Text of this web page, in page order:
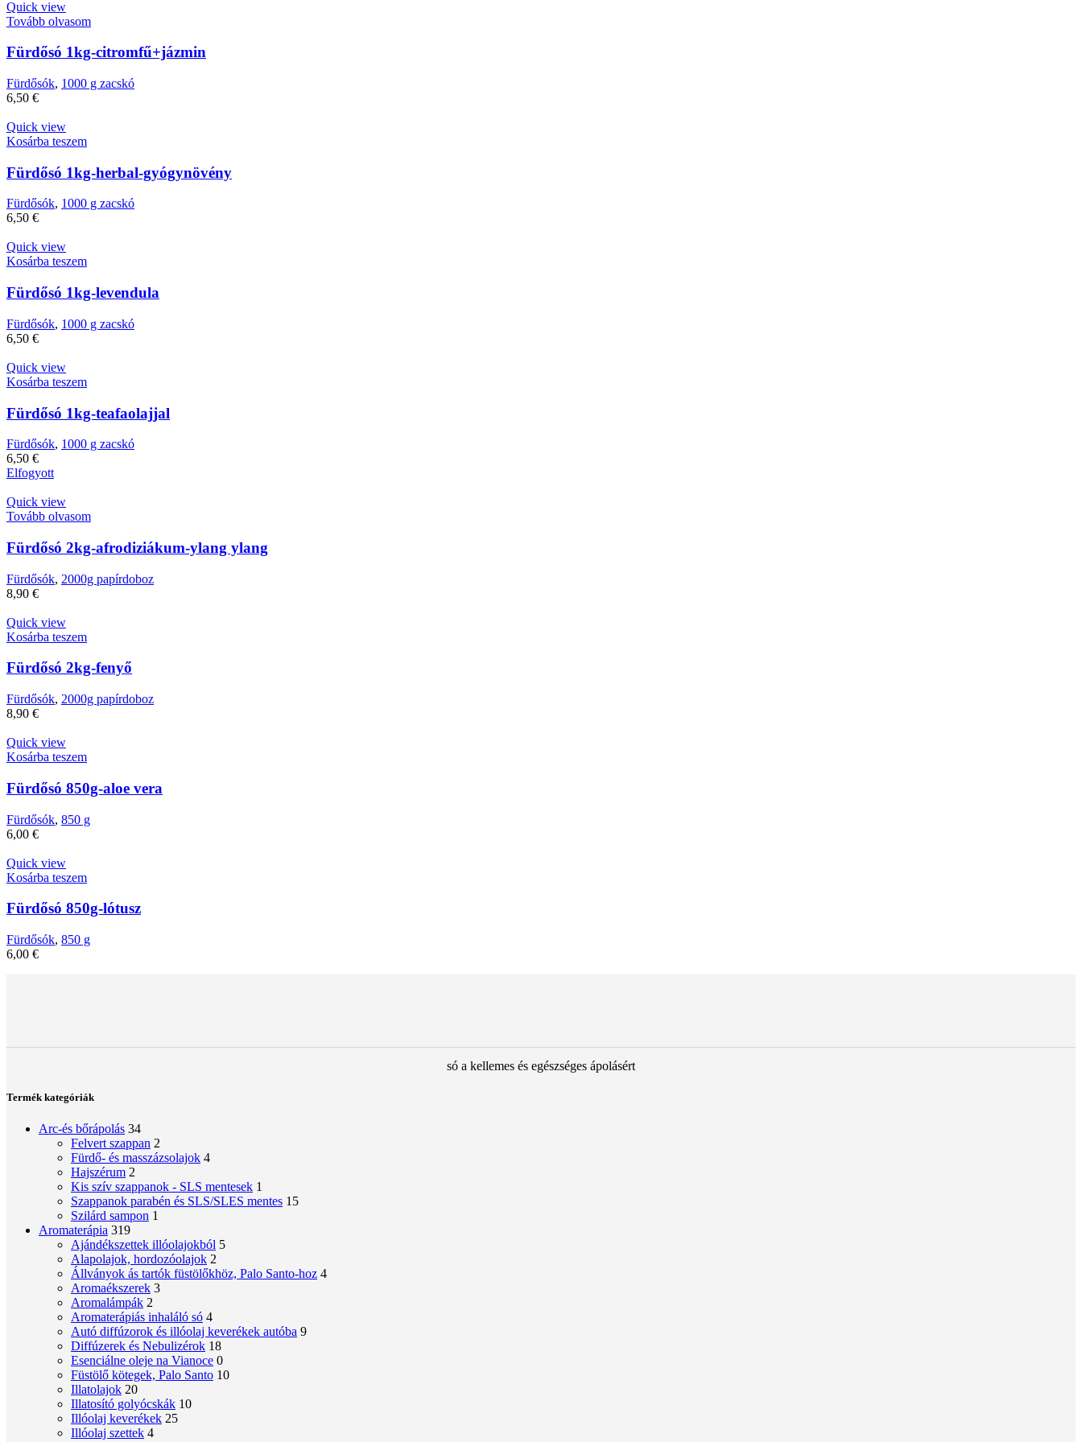
Quick view
Tovább olvasom
Fürdősó 1kg-citromfű+jázmin
Fürdősók, 1000 g zacskó
6,50 €
Quick view
Kosárba teszem
Fürdősó 1kg-herbal-gyógynövény
Fürdősók, 1000 g zacskó
6,50 €
Quick view
Kosárba teszem
Fürdősó 1kg-levendula
Fürdősók, 1000 g zacskó
6,50 €
Quick view
Kosárba teszem
Fürdősó 1kg-teafaolajjal
Fürdősók, 1000 g zacskó
6,50 €
Elfogyott
Quick view
Tovább olvasom
Fürdősó 2kg-afrodiziákum-ylang ylang
Fürdősók, 2000g papírdoboz
8,90 €
Quick view
Kosárba teszem
Fürdősó 2kg-fenyő
Fürdősók, 2000g papírdoboz
8,90 €
Quick view
Kosárba teszem
Fürdősó 850g-aloe vera
Fürdősók, 850 g
6,00 €
Quick view
Kosárba teszem
Fürdősó 850g-lótusz
Fürdősók, 850 g
6,00 €
só a kellemes és egészséges ápolásért
Termék kategóriák
Arc-és bőrápolás 34
Felvert szappan 2
Fürdő- és masszázsolajok 4
Hajszérum 2
Kis szív szappanok - SLS mentesek 1
Szappanok parabén és SLS/SLES mentes 15
Szilárd sampon 1
Aromaterápia 319
Ajándékszettek illóolajokból 5
Alapolajok, hordozóolajok 2
Állványok ás tartók füstölőkhöz, Palo Santo-hoz 4
Aromaékszerek 3
Aromalámpák 2
Aromaterápiás inhaláló só 4
Autó diffúzorok és illóolaj keverékek autóba 9
Diffúzerek és Nebulizérok 18
Esenciálne oleje na Vianoce 0
Füstölő kötegek, Palo Santo 10
Illatolajok 20
Illatosító golyócskák 10
Illóolaj keverékek 25
Illóolaj szettek 4